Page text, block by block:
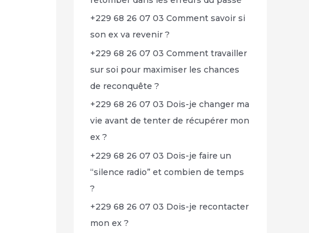
+229 68 26 07 03 Comment savoir si
son ex va revenir ?
+229 68 26 07 03 Comment travailler
sur soi pour maximiser les chances
de reconquête ?
+229 68 26 07 03 Dois-je changer ma
vie avant de tenter de récupérer mon
ex ?
+229 68 26 07 03 Dois-je faire un
“silence radio” et combien de temps
?
+229 68 26 07 03 Dois-je recontacter
mon ex ?